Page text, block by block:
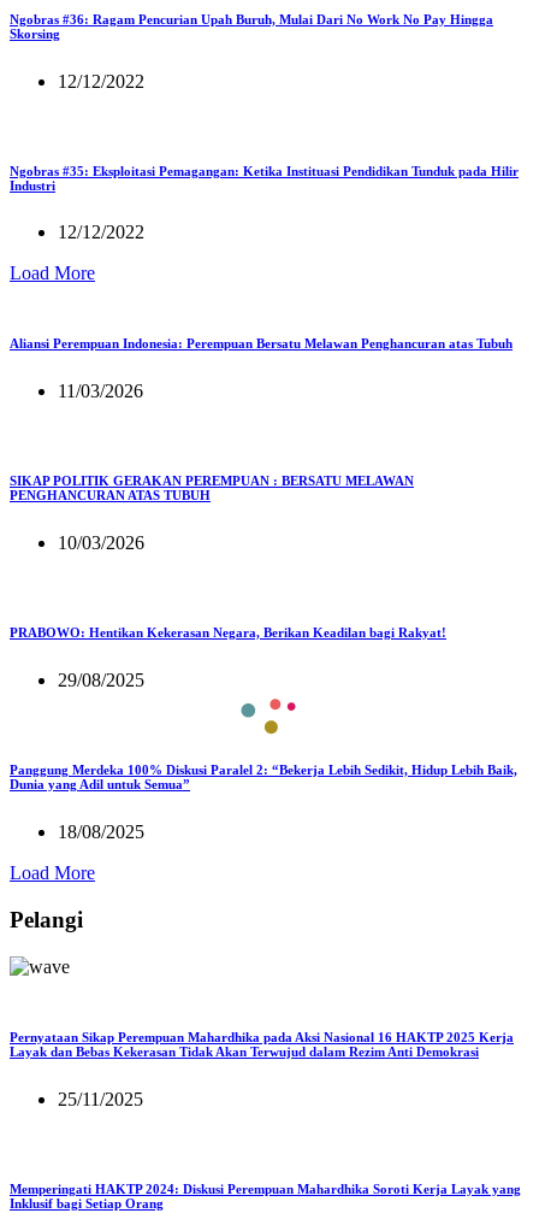
Ngobras #36: Ragam Pencurian Upah Buruh, Mulai Dari No Work No Pay Hingga
Skorsing
12/12/2022
Ngobras #35: Eksploitasi Pemagangan: Ketika Instituasi Pendidikan Tunduk pada Hilir
Industri
12/12/2022
Load More
Aliansi Perempuan Indonesia: Perempuan Bersatu Melawan Penghancuran atas Tubuh
11/03/2026
SIKAP POLITIK GERAKAN PEREMPUAN : BERSATU MELAWAN
PENGHANCURAN ATAS TUBUH
10/03/2026
PRABOWO: Hentikan Kekerasan Negara, Berikan Keadilan bagi Rakyat!
29/08/2025
Panggung Merdeka 100% Diskusi Paralel 2: “Bekerja Lebih Sedikit, Hidup Lebih Baik,
Dunia yang Adil untuk Semua”
18/08/2025
Load More
Pelangi
Pernyataan Sikap Perempuan Mahardhika pada Aksi Nasional 16 HAKTP 2025 Kerja
Layak dan Bebas Kekerasan Tidak Akan Terwujud dalam Rezim Anti Demokrasi
25/11/2025
Memperingati HAKTP 2024: Diskusi Perempuan Mahardhika Soroti Kerja Layak yang
Inklusif bagi Setiap Orang